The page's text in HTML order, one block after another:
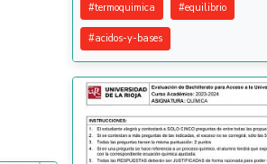
#termoquimica #equilibrio
#acidos-y-bases